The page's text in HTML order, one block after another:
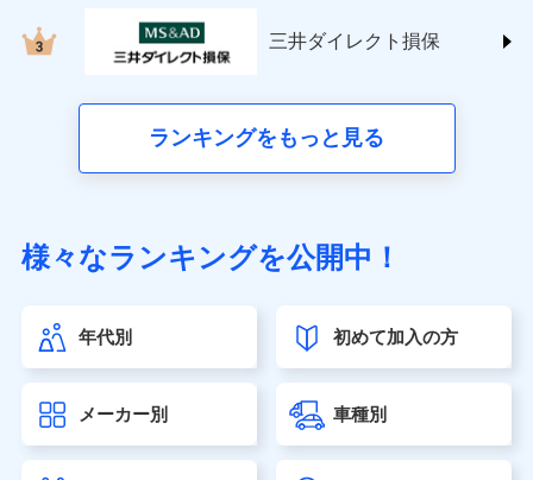
ins.com/)
三井ダイレクト損害保険株式会社
（https://www.sonylife.co.jp）
第一ネオ生命保険株式会社（https://neofirst.co.jp/）
大樹生命保険株式会社（https://www.taiju-life.co.jp）
seimei.co.jp）
チューリッヒ生命保険株式会社
三井ダイレクト損保
ランキングをもっと見る
様々なランキングを公開中！
年代別 初めて加入の方
メーカー別 車種別